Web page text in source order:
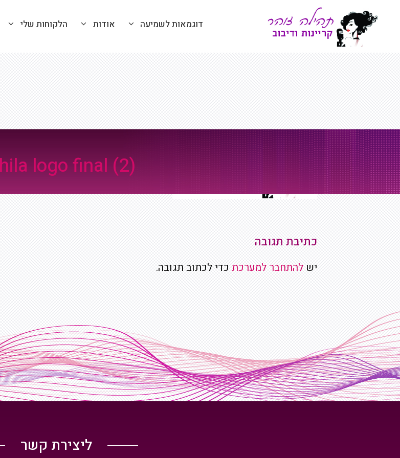
לתוכן
דוגמאות לשמיעה אודות הלקוחות שלי
logo final (2)
כתיבת תגובה
יש להתחבר למערכת כדי לכתוב תגובה.
ליצירת קשר